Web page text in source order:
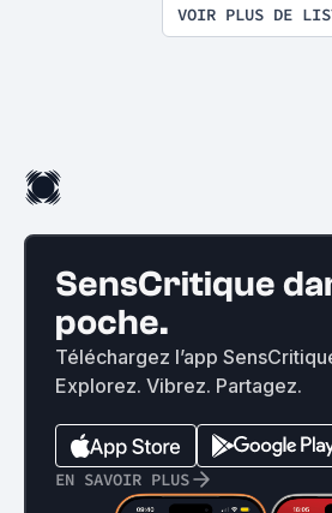
VOIR PLUS DE
SensCritique
poche.
Téléchargez l’app
Explorez. Vibrez. Partagez.
EN SAVOIR PLUS